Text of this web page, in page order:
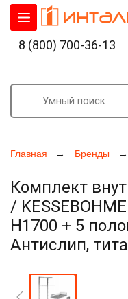
Главная Бренды
Комплект
/
H1700 + 5
Антислип,
8 (800) 700-36-13